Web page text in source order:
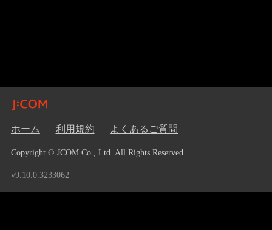
ホーム 利用規約 よくあるご質問
Copyright © JCOM Co., Ltd. All Rights Reserved.
v9.10.0.3233062